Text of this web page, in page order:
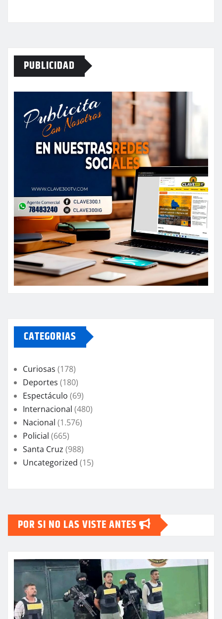
PUBLICIDAD
CATEGORIAS
Curiosas (178)
Deportes (180)
Espectáculo (69)
Internacional (480)
Nacional (1.576)
Policial (665)
Santa Cruz (988)
Uncategorized (15)
POR SI NO LAS VISTE ANTES